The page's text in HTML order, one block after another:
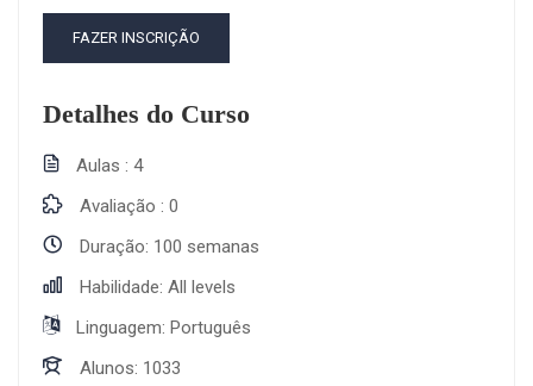
FAZER INSCRIÇÃO
Detalhes do Curso
Aulas
4
Avaliação
0
Duração 100 semanas
Habilidade All levels
Linguagem Português
Alunos 1033